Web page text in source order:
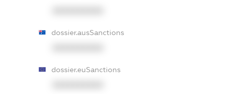
dossier.ausSanctions
dossier.euSanctions